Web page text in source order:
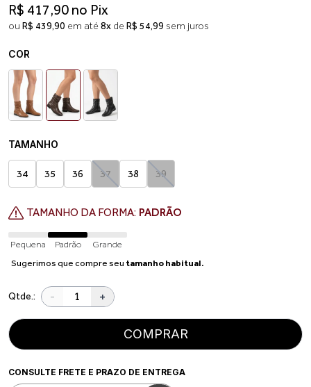
R$ 417,90 no Pix
ou R$ 439,90 em até 8x de R$ 54,99 sem juros
COR
TAMANHO
34 35 36 37 38 39
TAMANHO DA FORMA: PADRÃO
Pequena Padrão
Grande
Sugerimos que compre seu tamanho habitual.
Qtde.: - +
COMPRAR
CONSULTE FRETE E PRAZO DE ENTREGA